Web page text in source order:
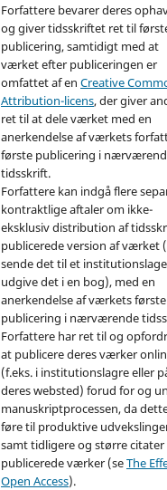
Forfattere bevarer deres
og giver tidsskriftet ret til
publicering, samtidigt med at
værket efter publiceringen er
omfattet af enCreative
Attribution-licens, der giver
ret til at dele værket med en
anerkendelse af værkets
første publicering i
tidsskrift.
Forfattere kan indgå flere
kontraktlige aftaler om ikke-
eksklusiv distribution af
publicerede version af værket
sende det til et
udgive det i en bog), med en
anerkendelse af værkets første
publicering i nærværende
Forfattere har ret til og
at publicere deres værker
(f.eks. i institutionslagre eller
deres websted) forud for og
manuskriptprocessen, da
føre til produktive
samt tidligere og større citater
publicerede værker (seThe
Open Access).